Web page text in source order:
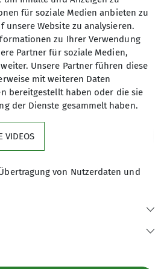
Art. 6 Abs. 1 lit. f
Es besteht ein
auf unserer Seite an dieser
Sicherheit unserer
und uns vor
(Angriffen) zu schützen.
des Deutschen Alpenvereins e.V.
für soziale Medien anbieten zu
unsere Website zu analysieren.
zu Ihrer Verwendung
Partner für soziale Medien,
Unsere Partner führen diese
mit weiteren Daten
bereitgestellt haben oder die sie
der Dienste gesammelt haben.
VIDEOS
von Nutzerdaten und